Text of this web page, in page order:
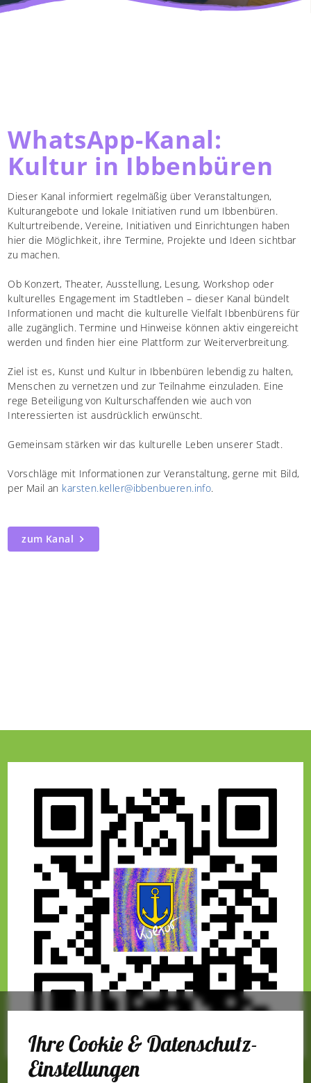
Shop
WhatsApp-Kanal:
Kultur in Ibbenbüren
Dieser Kanal informiert regelmäßig über Veranstaltungen,
Kulturangebote und lokale Initiativen rund um Ibbenbüren.
Kulturtreibende, Vereine, Initiativen und Einrichtungen haben
hier die Möglichkeit, ihre Termine, Projekte und Ideen sichtbar
zu machen.
Ob Konzert, Theater, Ausstellung, Lesung, Workshop oder
kulturelles Engagement im Stadtleben – dieser Kanal bündelt
Informationen und macht die kulturelle Vielfalt Ibbenbürens für
alle zugänglich. Termine und Hinweise können aktiv eingereicht
werden und finden hier eine Plattform zur Weiterverbreitung.
Ziel ist es, Kunst und Kultur in Ibbenbüren lebendig zu halten,
Menschen zu vernetzen und zur Teilnahme einzuladen. Eine
rege Beteiligung von Kulturschaffenden wie auch von
Interessierten ist ausdrücklich erwünscht.
Gemeinsam stärken wir das kulturelle Leben unserer Stadt.
Vorschläge mit Informationen zur Veranstaltung, gerne mit Bild,
per Mail an karsten.keller@ibbenbueren.info.
zum Kanal
Ihre Cookie & Datenschutz-
Einstellungen